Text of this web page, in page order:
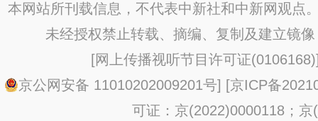
本网站所刊载信息，不代表中新社和中新网观点
未经授权禁止转载、摘编、复制及建立镜
[网上传播视听节目许可证(0106168)
京公网安备 11010202009201号] [京ICP备
可证：京(2022)0000118；京